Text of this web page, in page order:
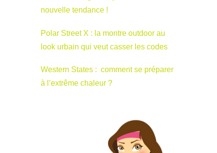
nouvelle tendance !
Polar Street X : la montre outdoor au
look urbain qui veut casser les codes
Western States : comment se préparer
à l’extrême chaleur ?